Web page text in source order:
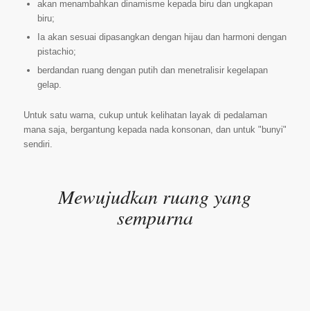
akan menambahkan dinamisme kepada biru dan ungkapan
biru;
Ia akan sesuai dipasangkan dengan hijau dan harmoni dengan
pistachio;
berdandan ruang dengan putih dan menetralisir kegelapan
gelap.
Untuk satu warna, cukup untuk kelihatan layak di pedalaman
mana saja, bergantung kepada nada konsonan, dan untuk "bunyi"
sendiri.
Mewujudkan ruang yang
sempurna